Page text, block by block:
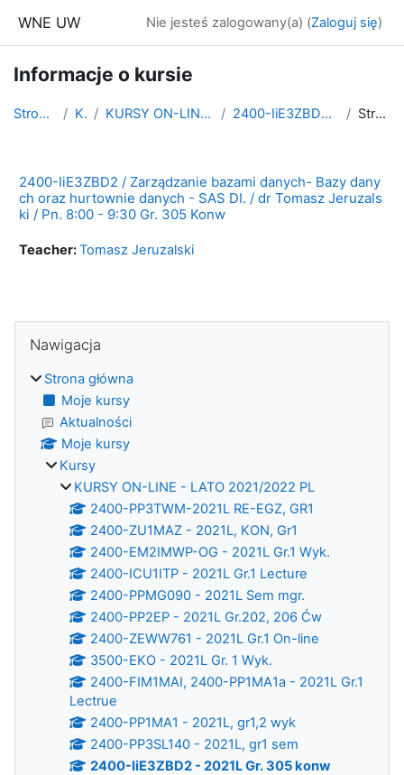
WNE UW Nie jesteś zalogowany(a) (Zaloguj się)
Informacje o kursie
Strona główna Kursy KURSY ON-LINE - LATO 2021/2022 PL 2400-IiE3ZBD2 - 2021L Gr. 305 konw Streszczenie
2400-IiE3ZBD2 / Zarządzanie bazami danych- Bazy dany
ch oraz hurtownie danych - SAS DI. / dr Tomasz Jeruzals
ki / Pn. 8:00 - 9:30 Gr. 305 Konw
Teacher:Tomasz Jeruzalski
Bloki
Nawigacja
Strona główna
Moje kursy
Aktualności
Moje kursy
Kursy
KURSY ON-LINE - LATO 2021/2022 PL
2400-PP3TWM-2021L RE-EGZ, GR1
2400-ZU1MAZ - 2021L, KON, Gr1
2400-EM2IMWP-OG - 2021L Gr.1 Wyk.
2400-ICU1ITP - 2021L Gr.1 Lecture
2400-PPMG090 - 2021L Sem mgr.
2400-PP2EP - 2021L Gr.202, 206 Ćw
2400-ZEWW761 - 2021L Gr.1 On-line
3500-EKO - 2021L Gr. 1 Wyk.
2400-FIM1MAI, 2400-PP1MA1a - 2021L Gr.1
Lectrue
2400-PP1MA1 - 2021L, gr1,2 wyk
2400-PP3SL140 - 2021L, gr1 sem
2400-IiE3ZBD2 - 2021L Gr. 305 konw